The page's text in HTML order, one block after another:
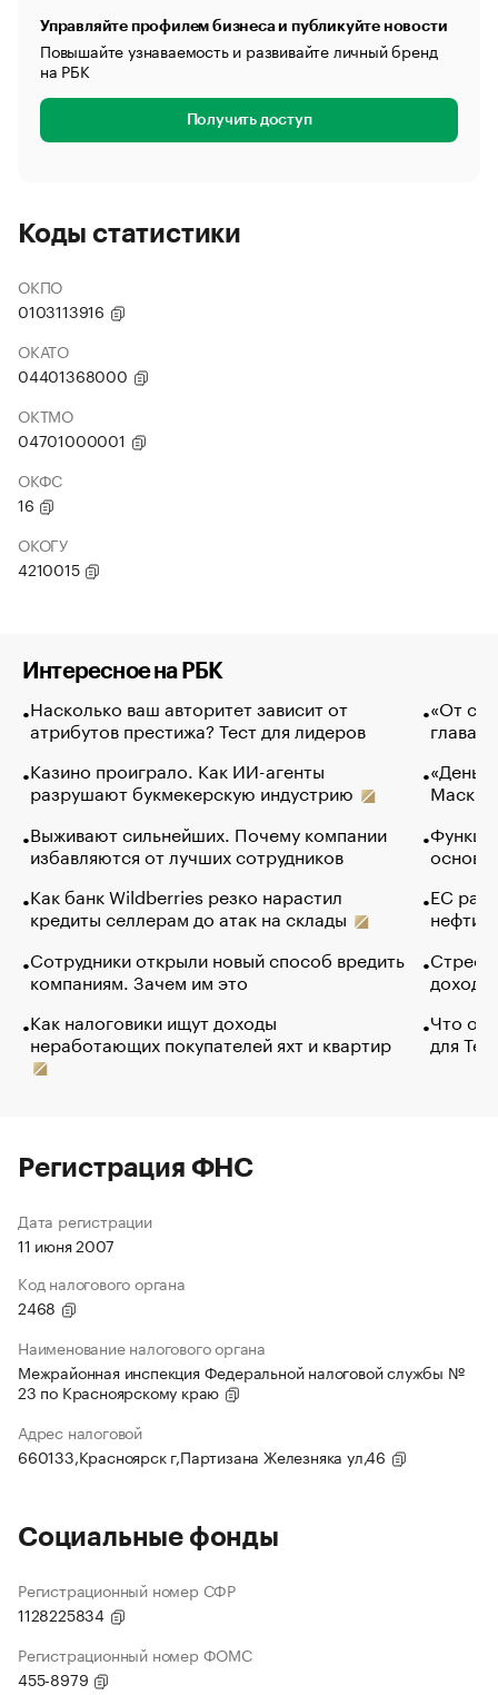
Управляйте профилем бизнеса и публикуйте новости
Повышайте узнаваемость и развивайте личный бренд
на РБК
Получить доступ
Коды статистики
ОКПО
0103113916
ОКАТО
04401368000
ОКТМО
04701000001
ОКФС
16
ОКОГУ
4210015
Интересное на РБК
Насколько ваш авторитет зависит от
атрибутов престижа? Тест для лидеров
Казино проиграло. Как ИИ-агенты
разрушают букмекерскую индустрию
Выживают сильнейших. Почему компании
избавляются от лучших сотрудников
Как банк Wildberries резко нарастил
кредиты селлерам до атак на склады
Сотрудники открыли новый способ вредить
компаниям. Зачем им это
Как налоговики ищут доходы
неработающих покупателей яхт и квартир
«От
глава
Маск в
основ
ЕС
нефти
Что
для
Регистрация ФНС
Дата регистрации
11 июня 2007
Код налогового органа
2468
Наименование налогового органа
Межрайонная инспекция Федеральной налоговой службы №
23 по Красноярскому краю
Адрес налоговой
660133,Красноярск г,Партизана Железняка ул,46
Социальные фонды
Регистрационный номер СФР
1128225834
Регистрационный номер ФОМС
455-8979